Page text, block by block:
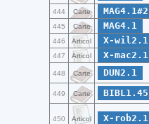
444 Carte MAG4.1#2
445 Carte MAG4.1
446 Articol X-wil2.1
447 Articol X-mac2.1
448 Carte DUN2.1
449 Carte BIBL1.45
450 Articol X-rob2.1